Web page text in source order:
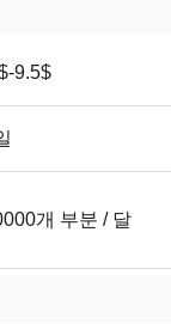
9.5$
개 부분 / 달